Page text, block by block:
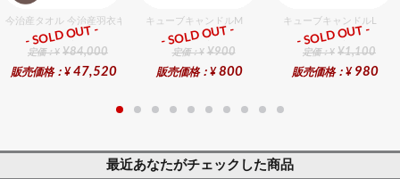
今治産タオル 今治産羽衣ギフトバスタオル 24個入セット
ギフト
定価：¥ ¥84,000
販売価格：¥ 47,520
- SOLD OUT -
キューブキャンドルM
ギフト
定価：¥ ¥900
販売価格：¥ 800
- SOLD OUT -
キューブキャンドルL
ギフト
定価：¥ ¥1,100
販売価格：¥ 980
- SOLD OUT -
最近あなたがチェックした商品